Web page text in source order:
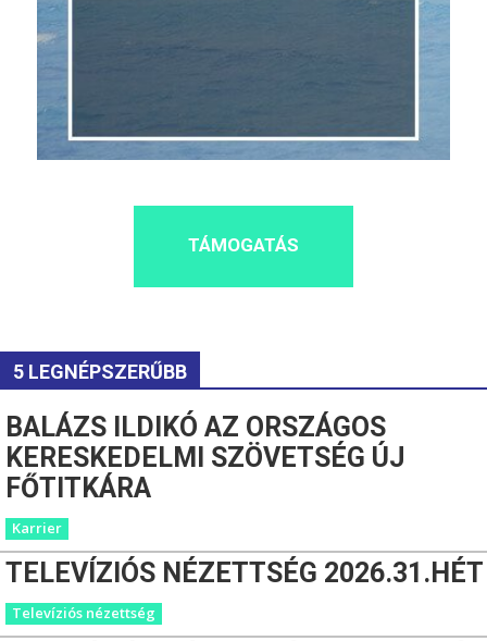
TÁMOGATÁS
5 LEGNÉPSZERŰBB
BALÁZS ILDIKÓ AZ ORSZÁGOS
KERESKEDELMI SZÖVETSÉG ÚJ
FŐTITKÁRA
Karrier
TELEVÍZIÓS NÉZETTSÉG 2026.31.HÉT
Televíziós nézettség